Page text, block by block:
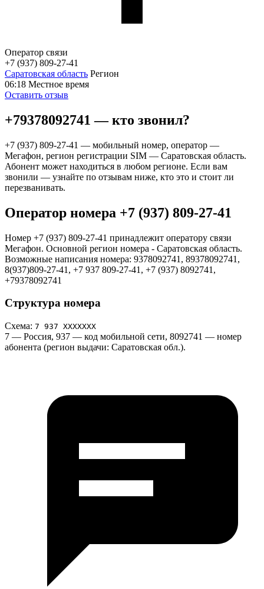
Оператор связи
+7 (937) 809-27-41
Саратовская область Регион
06:18 Местное время
Оставить отзыв
+79378092741 — кто звонил?
+7 (937) 809-27-41 — мобильный номер, оператор —
Мегафон, регион регистрации SIM — Саратовская область.
Абонент может находиться в любом регионе. Если вам
звонили — узнайте по отзывам ниже, кто это и стоит ли
перезванивать.
Оператор номера +7 (937) 809-27-41
Номер +7 (937) 809-27-41 принадлежит оператору связи
Мегафон. Основной регион номера - Саратовская область.
Возможные написания номера: 9378092741, 89378092741,
8(937)809-27-41, +7 937 809-27-41, +7 (937) 8092741,
+79378092741
Структура номера
Схема: 7 937 ХХХХХХХ
7 — Россия, 937 — код мобильной сети, 8092741 — номер
абонента (регион выдачи: Саратовская обл.).